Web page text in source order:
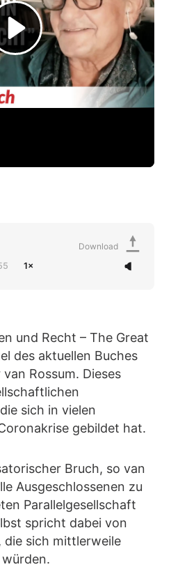
1×
Download
und Recht – The Great
des aktuellen Buches
Rossum. Dieses
sich in vielen
gebildet hat.
Bruch, so van
Ausgeschlossenen zu
Parallelgesellschaft
spricht dabei von
sich mittlerweile